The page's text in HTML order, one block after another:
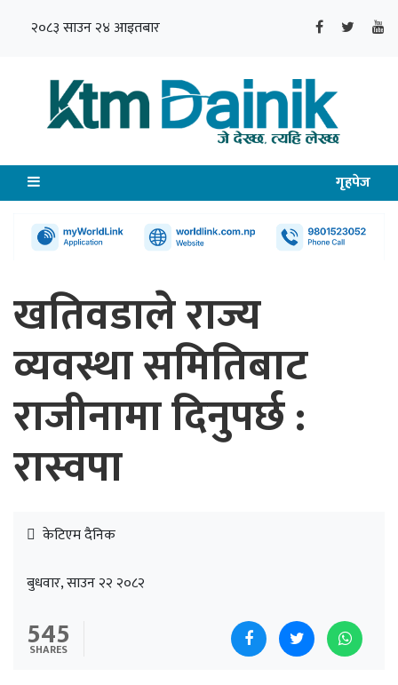
२०८३ साउन २४ आइतबार
गृहपेज
खतिवडाले राज्य
व्यवस्था समितिबाट
राजीनामा दिनुपर्छ :
रास्वपा
केटिएम दैनिक
बुधवार, साउन २२ २०८२
545
SHARES